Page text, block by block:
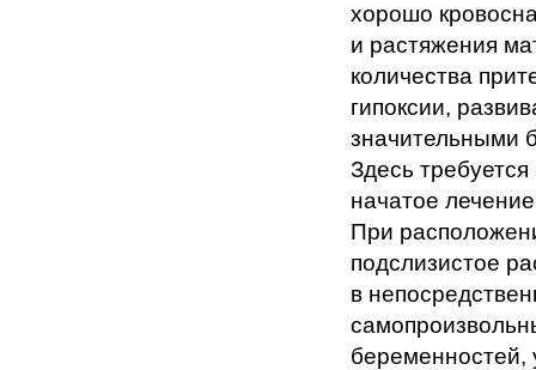
хорошо
и растяжения
количества
гипоксии,
значительными
Здесь
начатое
При
подслизистое
в
беременностей,